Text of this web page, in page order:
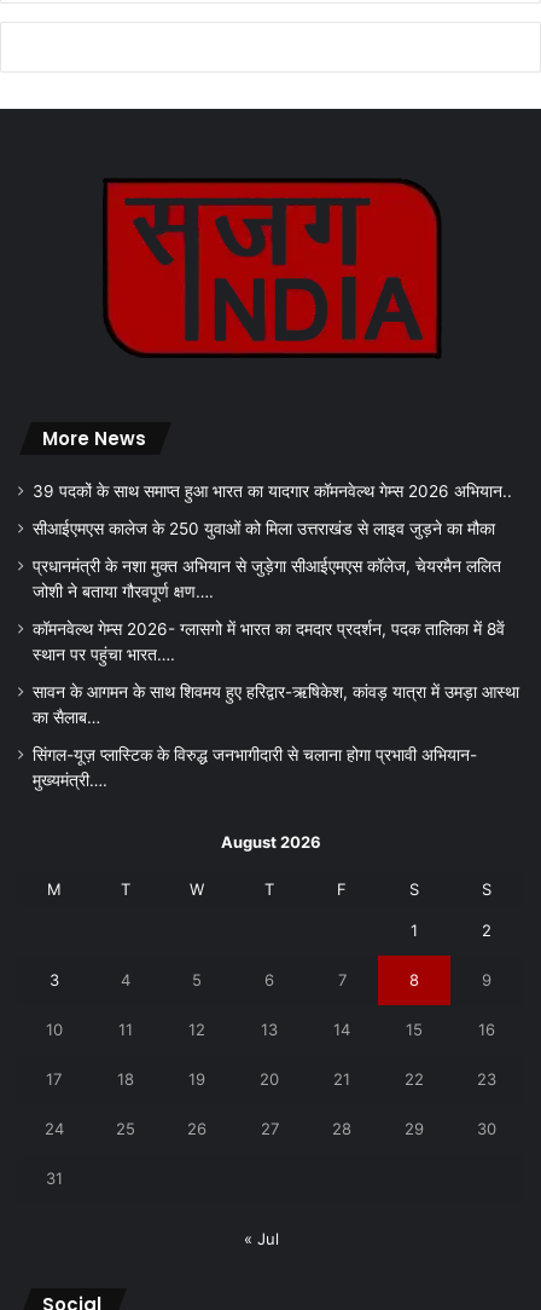
More News
39 पदकों के साथ समाप्त हुआ भारत का यादगार कॉमनवेल्थ गेम्स 2026 अभियान..
सीआईएमएस कालेज के 250 युवाओं को मिला उत्तराखंड से लाइव जुड़ने का मौका
प्रधानमंत्री के नशा मुक्त अभियान से जुड़ेगा सीआईएमएस कॉलेज, चेयरमैन ललित
जोशी ने बताया गौरवपूर्ण क्षण….
कॉमनवेल्थ गेम्स 2026- ग्लासगो में भारत का दमदार प्रदर्शन, पदक तालिका में 8वें
स्थान पर पहुंचा भारत….
सावन के आगमन के साथ शिवमय हुए हरिद्वार-ऋषिकेश, कांवड़ यात्रा में उमड़ा आस्था
का सैलाब…
सिंगल-यूज़ प्लास्टिक के विरुद्ध जनभागीदारी से चलाना होगा प्रभावी अभियान-
मुख्यमंत्री….
August 2026
M T W T F S S
1 2
3 4 5 6 7 8 9
10 11 12 13 14 15 16
17 18 19 20 21 22 23
24 25 26 27 28 29 30
31
« Jul
Social